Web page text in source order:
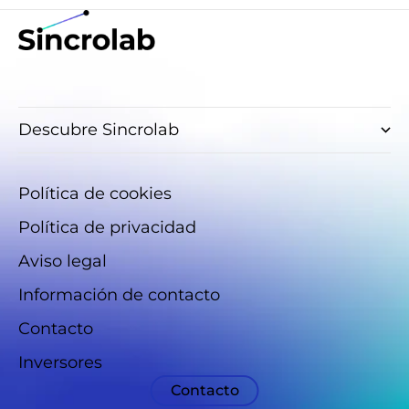
Descubre Sincrolab
Política de cookies
Política de privacidad
Aviso legal
Información de contacto
Contacto
Inversores
Contacto